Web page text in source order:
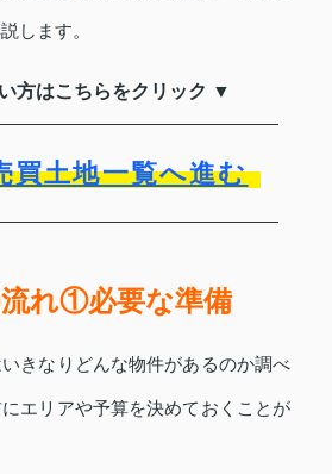
します。
方はこちらをクリック ▼
買土地一覧へ進む
れ①必要な準備
きなりどんな物件があるのか調べ
エリアや予算を決めておくことが